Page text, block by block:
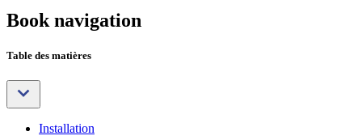
Book navigation
Table des matières
Installation